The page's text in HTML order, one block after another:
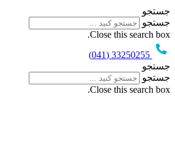
جستجو
جستجو
Close this search box.
33250255 (041)
جستجو
جستجو
Close this search box.